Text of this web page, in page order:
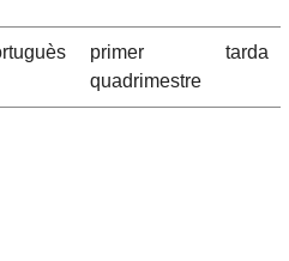
primer
quadrimestre
tarda